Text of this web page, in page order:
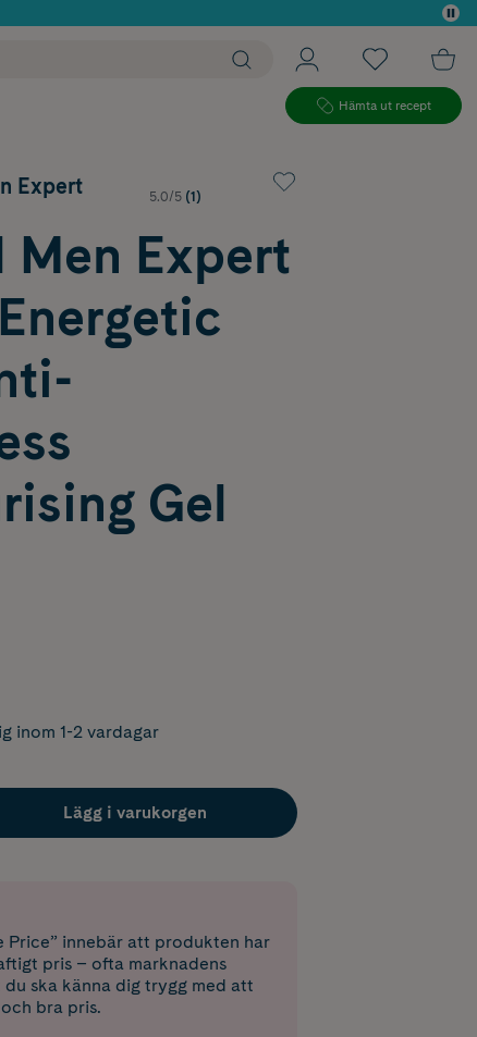
Hämta ut recept
Expert 5.0/5 (1)
Men Expert
Gel
inom 1-2 vardagar
Lägg i varukorgen
Price” innebär att produkten har
pris – ofta marknadens
ska känna dig trygg med att
bra pris.